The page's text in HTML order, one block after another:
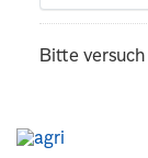
Bitte